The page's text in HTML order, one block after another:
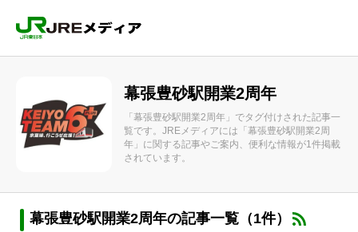
幕張豊砂駅開業2周年
「幕張豊砂駅開業2周年」でタグ付けされた記事一
覧です。JREメディアには「幕張豊砂駅開業2周
年」に関する記事やご案内、便利な情報が1件掲載
されています。
幕張豊砂駅開業2周年の記事一覧（1件）